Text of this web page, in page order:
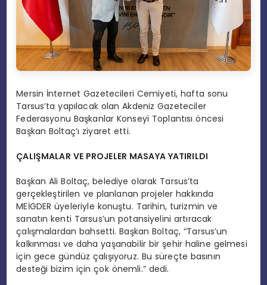
Mersin İnternet Gazetecileri Cemiyeti, hafta sonu
Tarsus’ta yapılacak olan Akdeniz Gazeteciler
Federasyonu Başkanlar Konseyi Toplantısı öncesi
Başkan Boltaç’ı ziyaret etti.
ÇALIŞMALAR VE PROJELER MASAYA YATIRILDI
Başkan Ali Boltaç, belediye olarak Tarsus’ta
gerçekleştirilen ve planlanan projeler hakkında
MEİGDER üyeleriyle konuştu. Tarihin, turizmin ve
sanatın kenti Tarsus’un potansiyelini artıracak
çalışmalardan bahsetti. Başkan Boltaç, “Tarsus’un
kalkınması ve daha yaşanabilir bir şehir haline gelmesi
için gece gündüz çalışıyoruz. Bu süreçte basının
desteği bizim için çok önemli.” dedi.